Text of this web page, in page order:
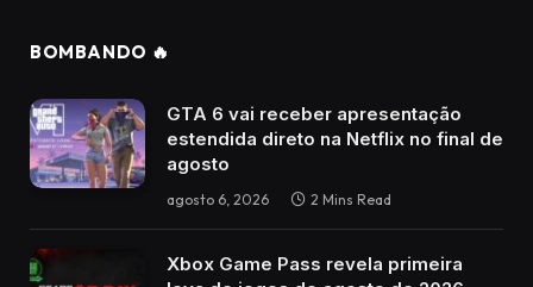
BOMBANDO 🔥
GTA 6 vai receber apresentação
estendida direto na Netflix no final de
agosto
agosto 6, 2026 2 Mins Read
Xbox Game Pass revela primeira